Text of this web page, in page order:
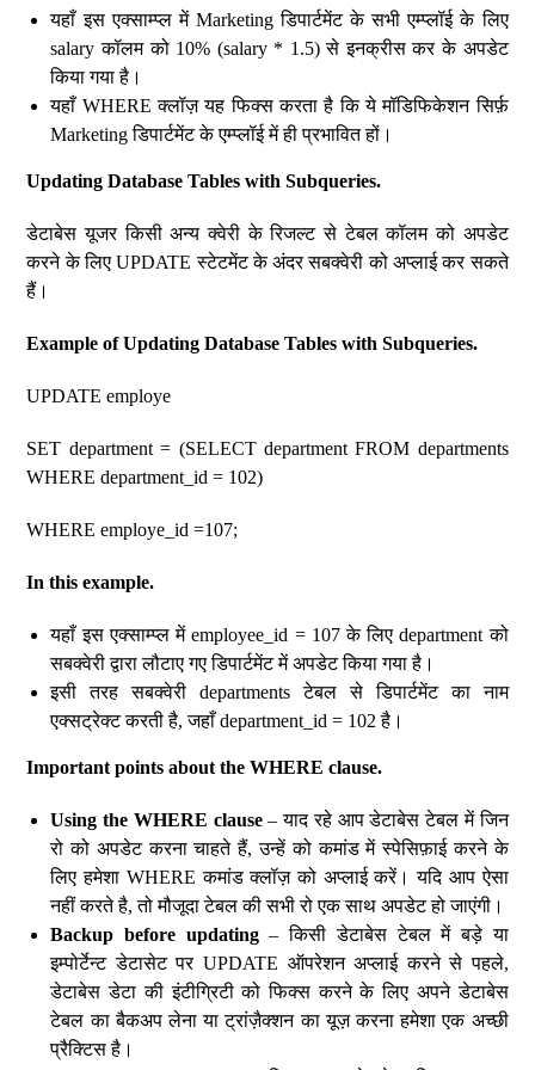
यहाँ इस एक्साम्प्ल में Marketing डिपार्टमेंट के सभी एम्प्लॉई के लिए
salary कॉलम को 10% (salary * 1.5) से इनक्रीस कर के अपडेट
किया गया है।
यहाँ WHERE क्लॉज़ यह फिक्स करता है कि ये मॉडिफिकेशन सिर्फ़
Marketing डिपार्टमेंट के एम्प्लॉई में ही प्रभावित हों।
Updating Database Tables with Subqueries.
डेटाबेस यूजर किसी अन्य क्वेरी के रिजल्ट से टेबल कॉलम को अपडेट
करने के लिए UPDATE स्टेटमेंट के अंदर सबक्वेरी को अप्लाई कर सकते
हैं।
Example of Updating Database Tables with Subqueries.
UPDATE employe
SET department = (SELECT department FROM departments
WHERE department_id = 102)
WHERE employe_id =107;
In this example.
यहाँ इस एक्साम्प्ल में employee_id = 107 के लिए department को
सबक्वेरी द्वारा लौटाए गए डिपार्टमेंट में अपडेट किया गया है।
इसी तरह सबक्वेरी departments टेबल से डिपार्टमेंट का नाम
एक्सट्रेक्ट करती है, जहाँ department_id = 102 है।
Important points about the WHERE clause.
Using the WHERE clause– याद रहे आप डेटाबेस टेबल में जिन
रो को अपडेट करना चाहते हैं, उन्हें को कमांड में स्पेसिफ़ाई करने के
लिए हमेशा WHERE कमांड क्लॉज़ को अप्लाई करें। यदि आप ऐसा
नहीं करते है, तो मौजूदा टेबल की सभी रो एक साथ अपडेट हो जाएंगी।
Backup before updating– किसी डेटाबेस टेबल में बड़े या
इम्पोर्टेन्ट डेटासेट पर UPDATE ऑपरेशन अप्लाई करने से पहले,
डेटाबेस डेटा की इंटीग्रिटी को फिक्स करने के लिए अपने डेटाबेस
टेबल का बैकअप लेना या ट्रांज़ैक्शन का यूज़ करना हमेशा एक अच्छी
प्रैक्टिस है।